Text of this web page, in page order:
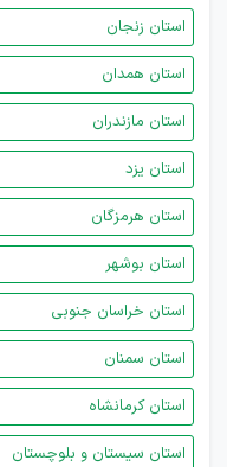
استان زنجان
استان همدان
استان مازندران
استان یزد
استان هرمزگان
استان بوشهر
استان خراسان جنوبی
استان سمنان
استان کرمانشاه
استان سیستان و بلوچستان